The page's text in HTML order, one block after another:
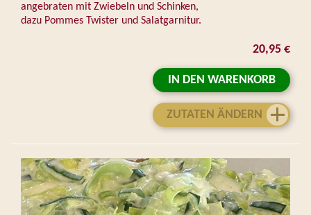
angebraten mit Zwiebeln und Schinken,
dazu Pommes Twister und Salatgarnitur.
20,95 €
IN DEN WARENKORB
ZUTATEN ÄNDERN